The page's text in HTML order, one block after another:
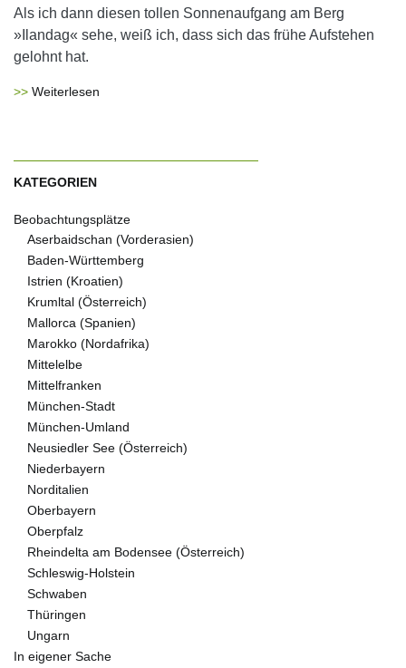
Als ich dann diesen tollen Sonnenaufgang am Berg
»Ilandag« sehe, weiß ich, dass sich das frühe Aufstehen
gelohnt hat.
Weiterlesen
KATEGORIEN
Beobachtungsplätze
Aserbaidschan (Vorderasien)
Baden-Württemberg
Istrien (Kroatien)
Krumltal (Österreich)
Mallorca (Spanien)
Marokko (Nordafrika)
Mittelelbe
Mittelfranken
München-Stadt
München-Umland
Neusiedler See (Österreich)
Niederbayern
Norditalien
Oberbayern
Oberpfalz
Rheindelta am Bodensee (Österreich)
Schleswig-Holstein
Schwaben
Thüringen
Ungarn
In eigener Sache